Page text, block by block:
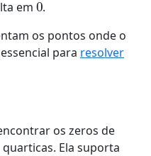
em
.
os pontos onde o
para resolver
os zeros de
quarticas. Ela suporta